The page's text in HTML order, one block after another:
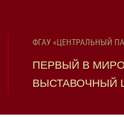
ФГАУ «ЦЕНТРАЛЬНЫЙ
ПЕРВЫЙ В
ВЫСТАВОЧНЫЙ